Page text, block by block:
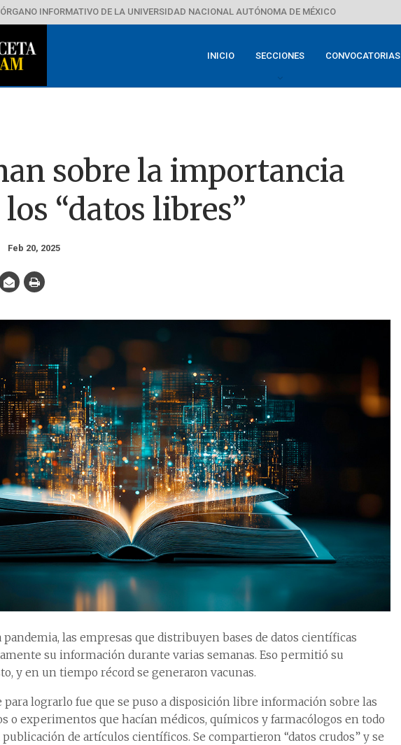
ÓRGANO INFORMATIVO DE LA UNIVERSIDAD NACIONAL AUTÓNOMA DE MÉXICO
INICIO SECCIONES CONVOCATORIAS
sobre la importancia
“datos libres”
Feb 20, 2025
pandemia, las empresas que distribuyen bases de datos científicas
su información durante varias semanas. Eso permitió su
y en un tiempo récord se generaron vacunas.
para lograrlo fue que se puso a disposición libre información sobre las
o experimentos que hacían médicos, químicos y farmacólogos en todo
de artículos científicos. Se compartieron “datos crudos” y se